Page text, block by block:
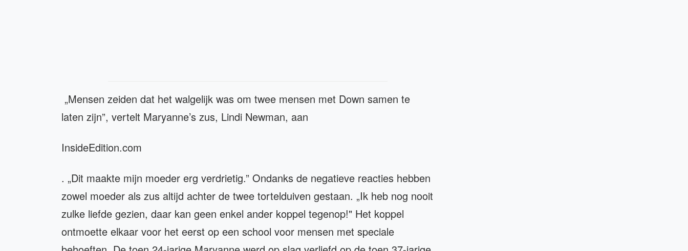
„Mensen zeiden dat het walgelijk was om twee mensen met Down samen te
laten zijn”, vertelt Maryanne’s zus, Lindi Newman, aan
InsideEdition.com
. „Dit maakte mijn moeder erg verdrietig.” Ondanks de negatieve reacties hebben
zowel moeder als zus altijd achter de twee tortelduiven gestaan. „Ik heb nog nooit
zulke liefde gezien, daar kan geen enkel ander koppel tegenop!" Het koppel
ontmoette elkaar voor het eerst op een school voor mensen met speciale